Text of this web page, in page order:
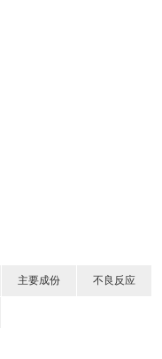
主要成份 不良反应